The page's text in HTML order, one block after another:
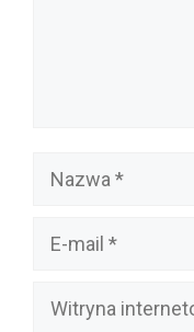
Nazwa
Witryna